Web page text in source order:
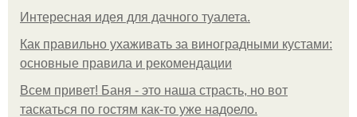
Интересная идея для дачного туалета.
Как правильно ухаживать за виноградными кустами:
основные правила и рекомендации
Всем привет! Баня - это наша страсть, но вот
таскаться по гостям как-то уже надоело.